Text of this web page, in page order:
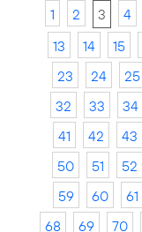
1 2 3 4
13
14 15
23
24 25
32
33 34
41
42 43
50
51 52
59
60 61
68
69 70